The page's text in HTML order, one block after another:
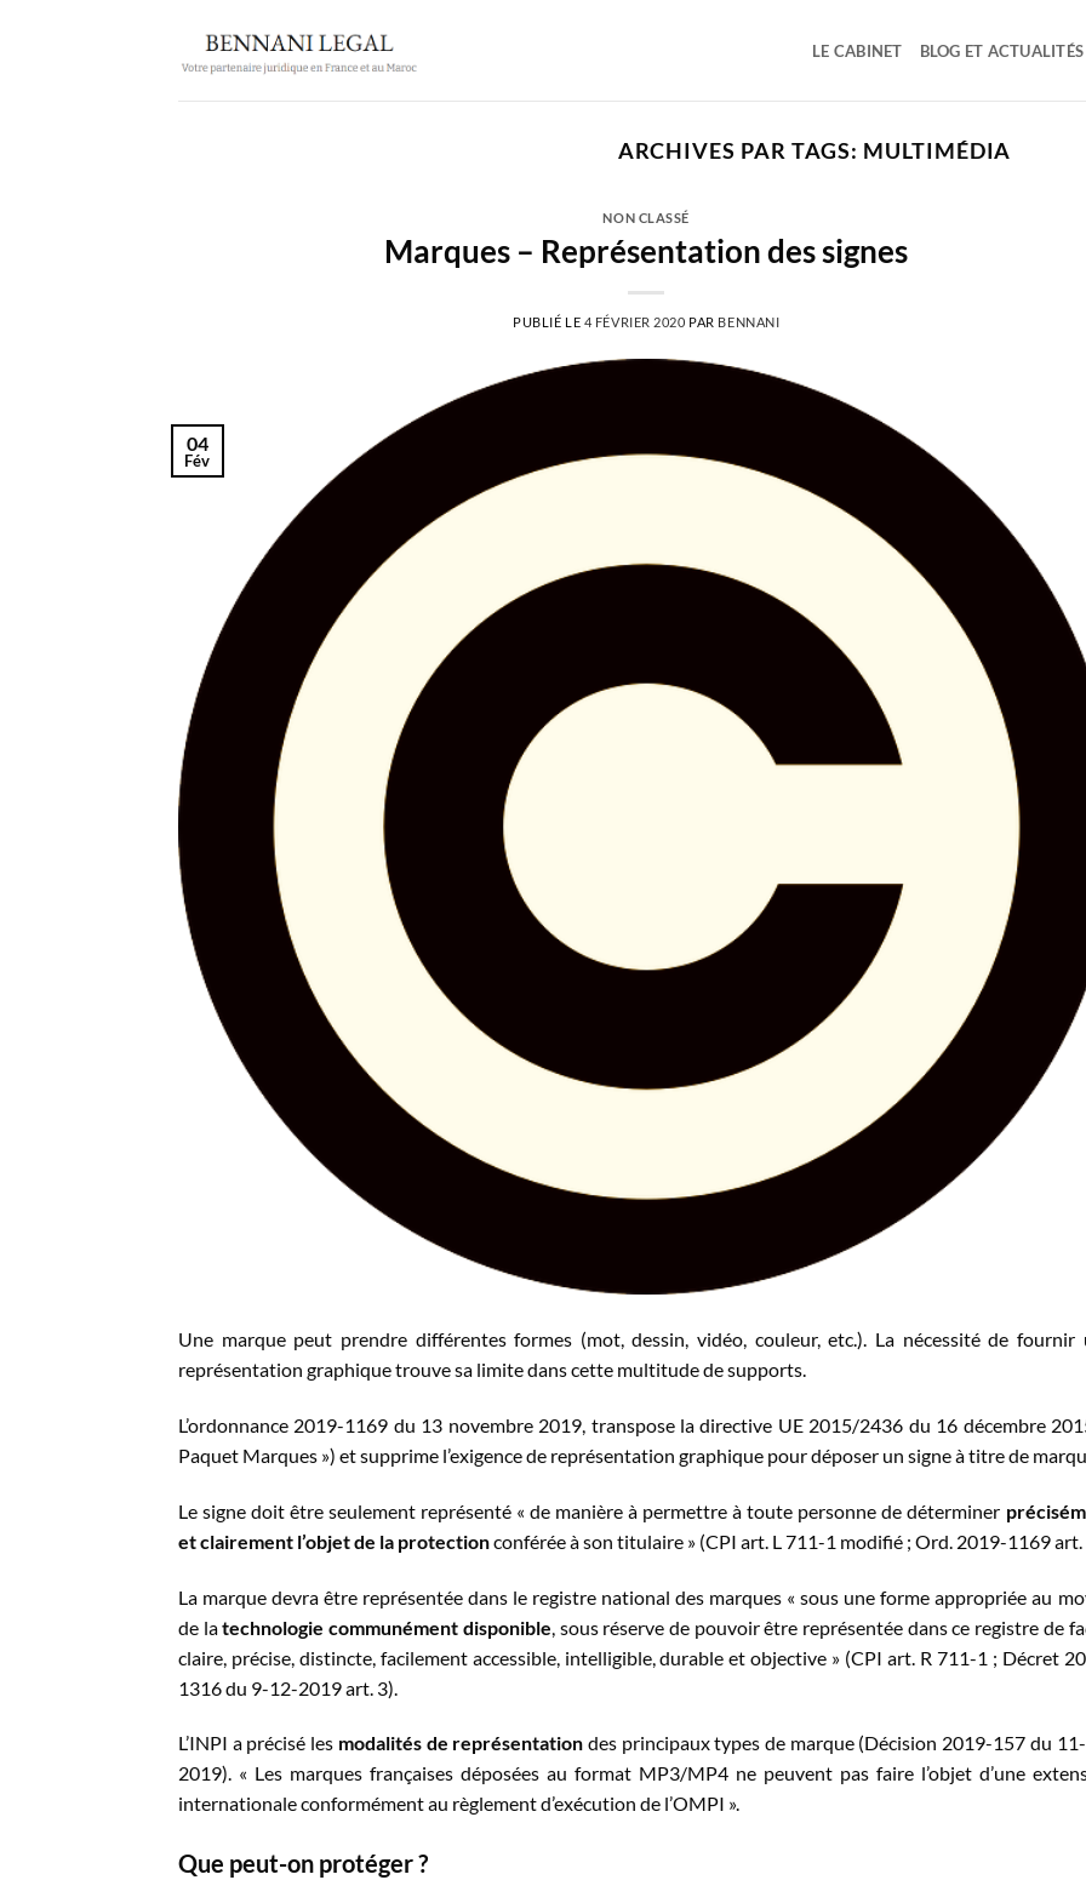
LE CABINET BLOG ET ACTUALITÉS
ARCHIVES PAR TAGS: MULTIMÉDIA
NON CLASSÉ
Marques – Représentation des signes
PUBLIÉ LE 4 FÉVRIER 2020 PAR BENNANI
04
Fév
Une marque peut prendre différentes formes (mot, dessin, vidéo, couleur, etc.). La nécessité de fournir
représentation graphique trouve sa limite dans cette multitude de supports.
L’ordonnance 2019-1169 du 13 novembre 2019, transpose la directive UE 2015/2436 du 16 décembre
Paquet Marques ») et supprime l’exigence de représentation graphique pour déposer un signe à titre de
Le signe doit être seulement représenté « de manière à permettre à toute personne de déterminer
et clairement l’objet de la protectionconférée à son titulaire » (CPI art. L 711-1 modifié ; Ord. 2019-1169 art.
La marque devra être représentée dans le registre national des marques « sous une forme appropriée au
de latechnologie communément disponible , sous réserve de pouvoir être représentée dans ce registre de
claire, précise, distincte, facilement accessible, intelligible, durable et objective » (CPI art. R 711-1 ; Décret
1316 du 9-12-2019 art. 3).
L’INPI a précisé les modalités de représentation des principaux types de marque (Décision 2019-157 du
2019). « Les marques françaises déposées au format MP3/MP4 ne peuvent pas faire l’objet d’une
internationale conformément au règlement d’exécution de l’OMPI ».
Que peut-on protéger ?